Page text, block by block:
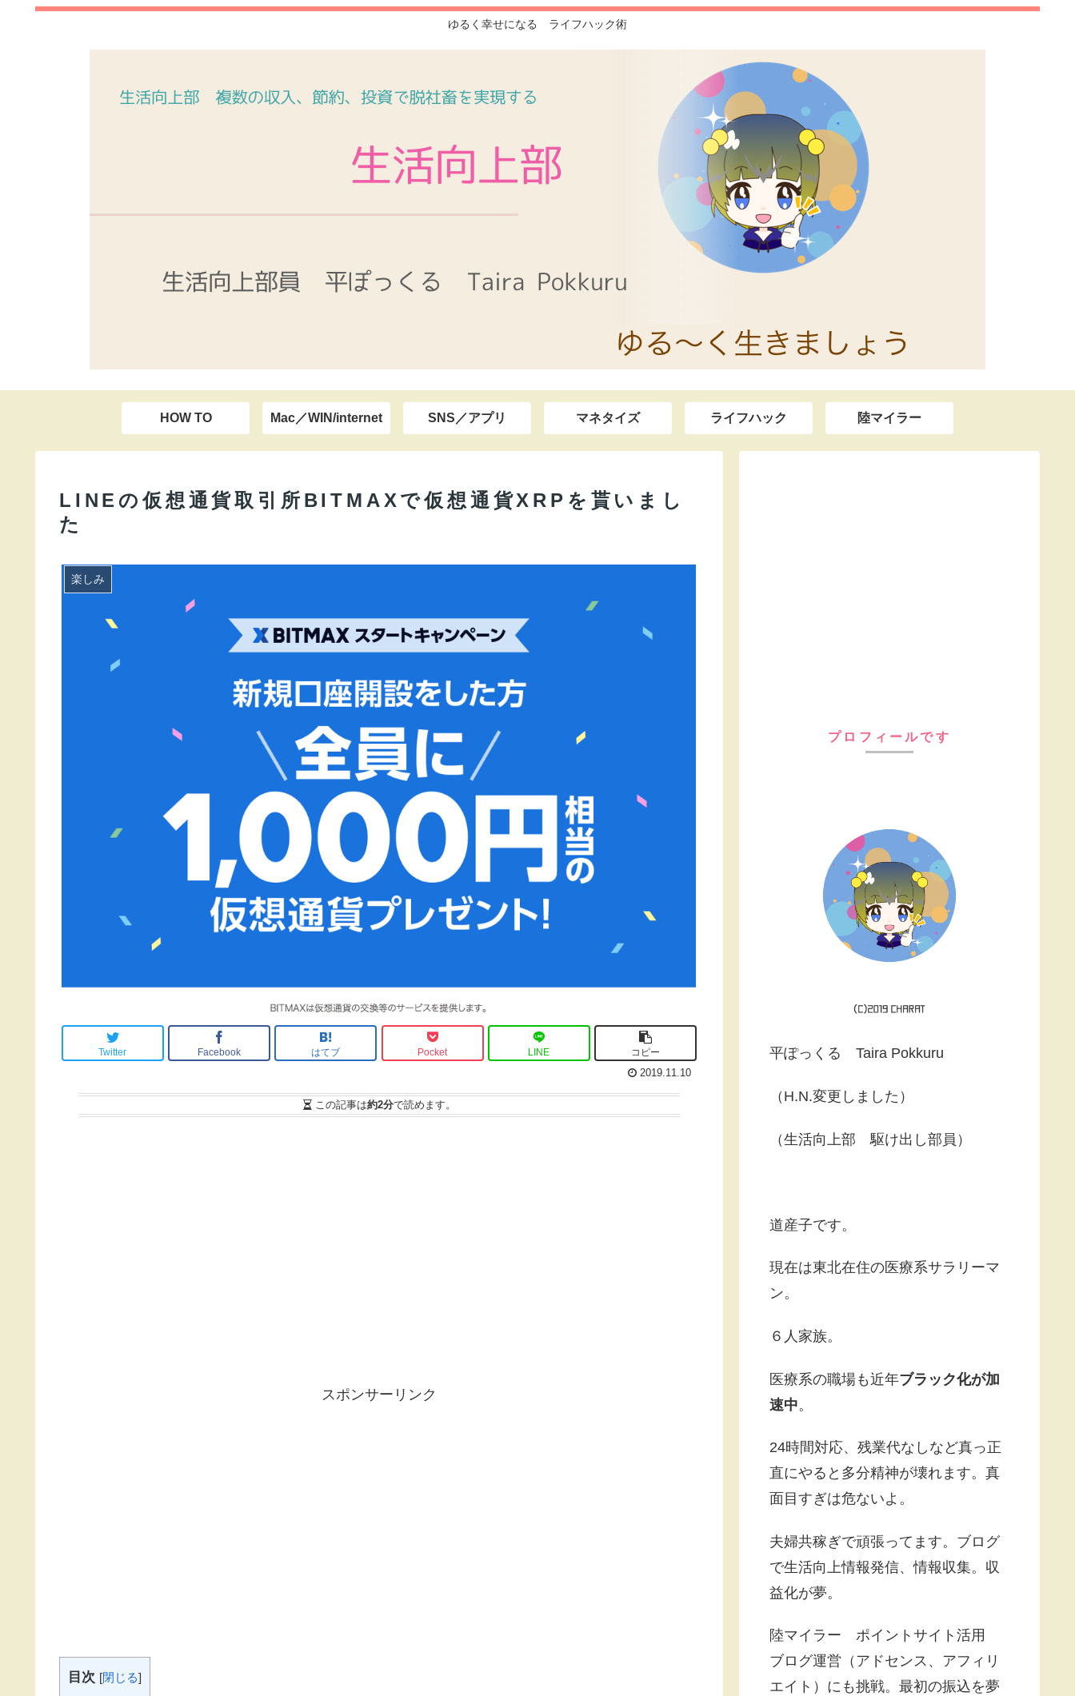
ゆるく幸せになる ライフハック術
HOW TO Mac／WIN/internet SNS／アプリ マネタイズ ライフハック 陸マイラー
LINEの仮想通貨取引所BITMAXで仮想通貨XRPを貰いまし
た
楽しみ
Twitter Facebook はてブ Pocket LINE
コピー
2019.11.10
この記事は約2分で読めます。
スポンサーリンク
目次 [閉じる]
プロフィールです
平ぽっくる Taira Pokkuru
（H.N.変更しました）
（生活向上部 駆け出し部員）
道産子です。
現在は東北在住の医療系サラリーマ
ン。
６人家族。
医療系の職場も近年ブラック化が加
速中。
24時間対応、残業代なしなど真っ正
直にやると多分精神が壊れます。真
面目すぎは危ないよ。
夫婦共稼ぎで頑張ってます。ブログ
で生活向上情報発信、情報収集。収
益化が夢。
陸マイラー ポイントサイト活用
ブログ運営（アドセンス、アフィリ
エイト）にも挑戦。最初の振込を夢